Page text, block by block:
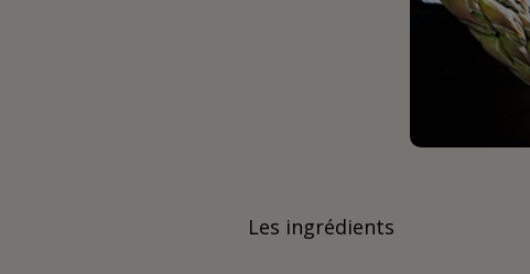
Les ingrédients